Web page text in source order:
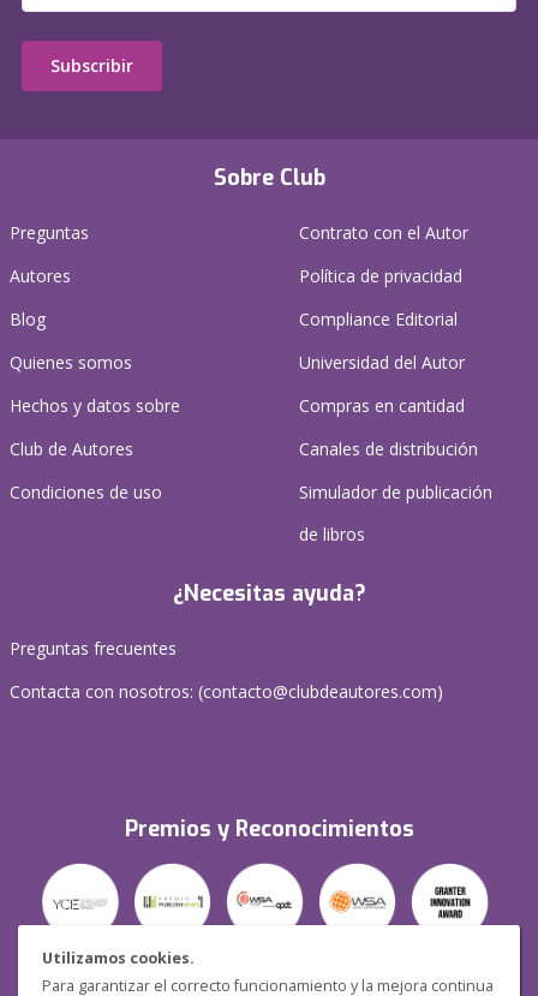
Utilizamos cookies.
Para garantizar el correcto funcionamiento y la mejora continua
Sobre Club
Preguntas
Autores
Blog
Quienes somos
Hechos y datos sobre
Club de Autores
Condiciones de uso
Contrato con el Autor
Política de privacidad
Compliance Editorial
Universidad del Autor
Compras en cantidad
Canales de distribución
Simulador de publicación
de libros
¿Necesitas ayuda?
Preguntas frecuentes
Contacta con nosotros: (contacto@clubdeautores.com)
Premios y Reconocimientos
Subscribir